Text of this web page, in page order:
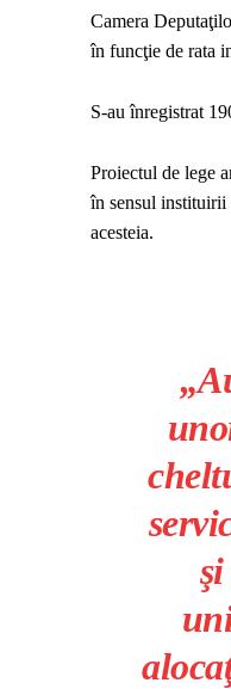
Camera
în funcţie de rata
S-au înregistrat
Proiectul de lege
în sensul instituirii
acesteia.